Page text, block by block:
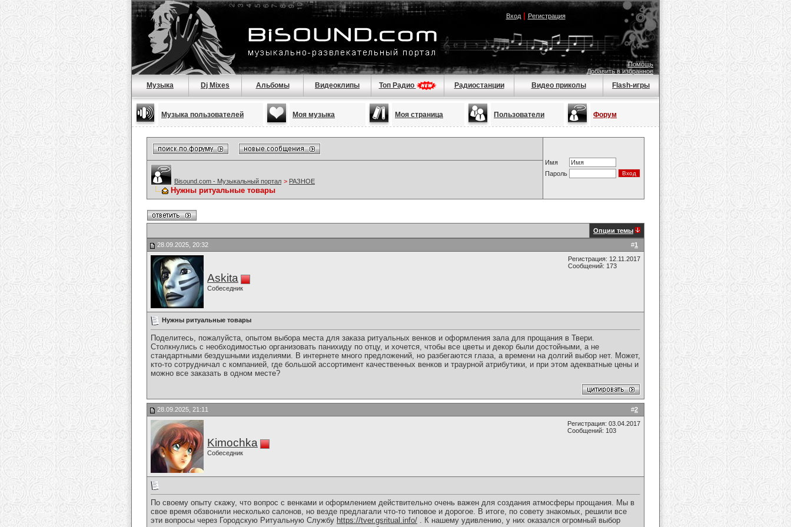
Вход| Регистрация
Помощь
Добавить в избранное
Музыка Dj Mixes Альбомы Видеоклипы Топ Радио Радиостанции Видео приколы Flash-игры
Музыка пользователей Моя музыка Моя страница Пользователи Форум
Имя
Пароль
Bisound.com - Музыкальный портал > РАЗНОЕ
Нужны ритуальные товары
Опции темы
#1
28.09.2025, 20:32
Askita
Собеседник
Регистрация: 12.11.2017
Сообщений: 173
Нужны ритуальные товары
Поделитесь, пожалуйста, опытом выбора места для заказа ритуальных венков и оформления зала для прощания в Твери.
Столкнулись с необходимостью организовать панихиду по отцу, и хочется, чтобы все цветы и декор были достойными, а не
стандартными бездушными изделиями. В интернете много предложений, но разбегаются глаза, а времени на долгий выбор нет. Может,
кто-то сотрудничал с компанией, где большой ассортимент качественных венков и траурной атрибутики, и при этом адекватные цены и
можно все заказать в одном месте?
#2
28.09.2025, 21:11
Kimochka
Собеседник
Регистрация: 03.04.2017
Сообщений: 103
По своему опыту скажу, что вопрос с венками и оформлением действительно очень важен для создания атмосферы прощания. Мы в
свое время обзвонили несколько салонов, но везде предлагали что-то типовое и дорогое. В итоге, по совету знакомых, решили все
эти вопросы через Городскую Ритуальную Службу https://tver.gsritual.info/ . К нашему удивлению, у них оказался огромный выбор